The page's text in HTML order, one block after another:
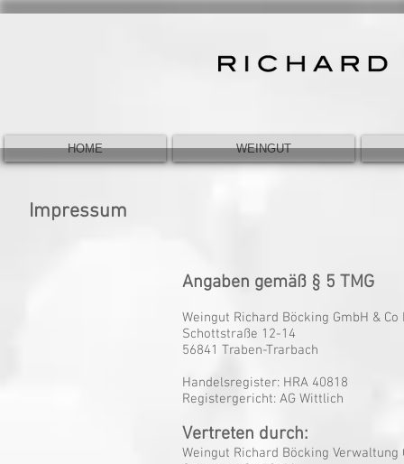
HOME WEINGUT
Impressum
Angaben gemäß § 5 TMG
Weingut Richard Böcking GmbH & Co
Schottstraße 12-14
56841 Traben-Trarbach
Handelsregister: HRA 40818
Registergericht: AG Wittlich
Vertreten durch:
Weingut Richard Böcking Verwaltung